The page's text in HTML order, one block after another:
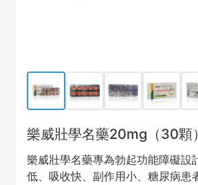
樂威壯學名藥20mg（30顆）
樂威壯學名藥專為勃起功能障礙設
低、吸收快、副作用小、糖尿病患